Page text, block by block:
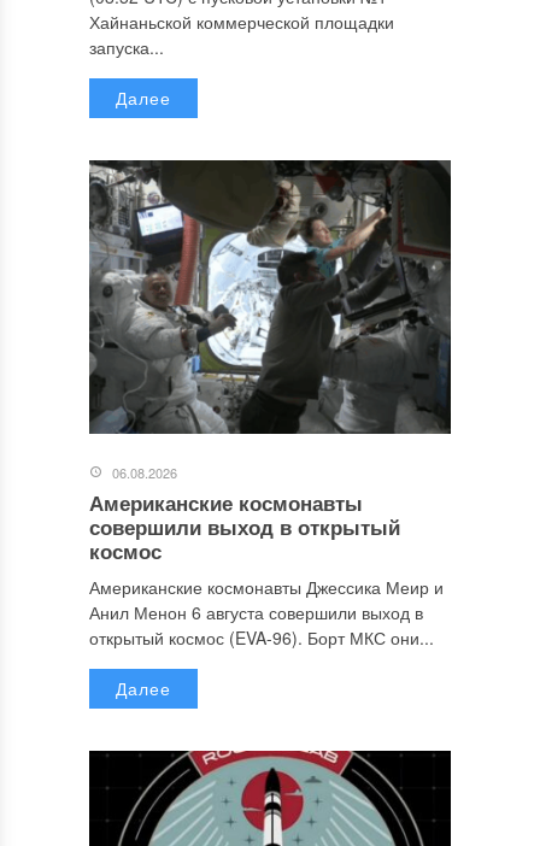
Хайнаньской коммерческой площадки
запуска...
Далее
06.08.2026
Американские космонавты
совершили выход в открытый
космос
Американские космонавты Джессика Меир и
Анил Менон 6 августа совершили выход в
открытый космос (EVA-96). Борт МКС они...
Далее